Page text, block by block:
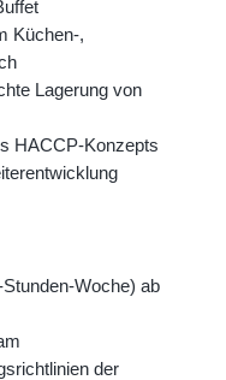
Küchen-,
Lagerung von
HACCP-Konzepts
Woche) ab
der